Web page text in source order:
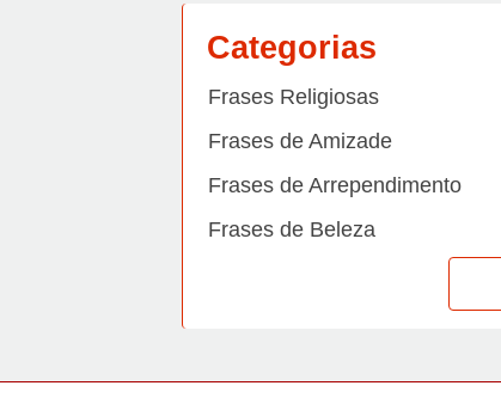
Categorias
Frases Religiosas
Frases de Amizade
Frases de Arrependimento
Frases de Beleza